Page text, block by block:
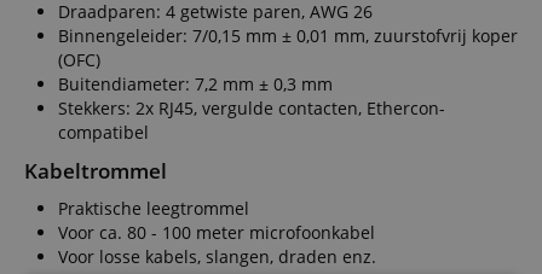
Draadparen: 4 getwiste paren, AWG 26
Binnengeleider: 7/0,15 mm ± 0,01 mm, zuurstofvrij koper
(OFC)
Buitendiameter: 7,2 mm ± 0,3 mm
Stekkers: 2x RJ45, vergulde contacten, Ethercon-
compatibel
Kabeltrommel
Praktische leegtrommel
Voor ca. 80 - 100 meter microfoonkabel
Voor losse kabels, slangen, draden enz.